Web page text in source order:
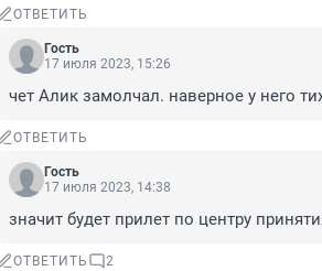
ОТВЕТИТЬ
Гость
17 июля 2023, 15:26
чет Алик замолчал. наверное у него
ОТВЕТИТЬ
Гость
17 июля 2023, 14:38
значит будет прилет по центру
ОТВЕТИТЬ 2